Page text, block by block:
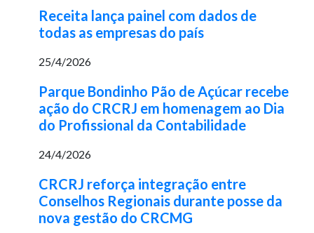
Receita lança painel com dados de
todas as empresas do país
25/4/2026
Parque Bondinho Pão de Açúcar recebe
ação do CRCRJ em homenagem ao Dia
do Profissional da Contabilidade
24/4/2026
CRCRJ reforça integração entre
Conselhos Regionais durante posse da
nova gestão do CRCMG